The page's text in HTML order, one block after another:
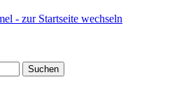
Suchen